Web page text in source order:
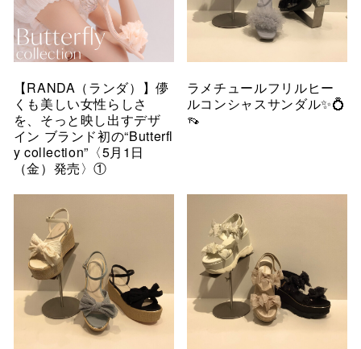
【RANDA（ランダ）】儚
くも美しい女性らしさ
を、そっと映し出すデザ
イン ブランド初の“Butterfl
y collection”〈5月1日
（金）発売〉①
ラメチュールフリルヒー
ルコンシャスサンダル✨💍
👡